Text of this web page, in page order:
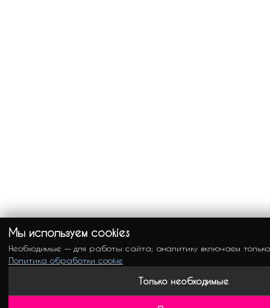
Мы используем cookies
Необходимые — для работы сайта; аналитику включаем
Политика обработки cookie
Только необходимые